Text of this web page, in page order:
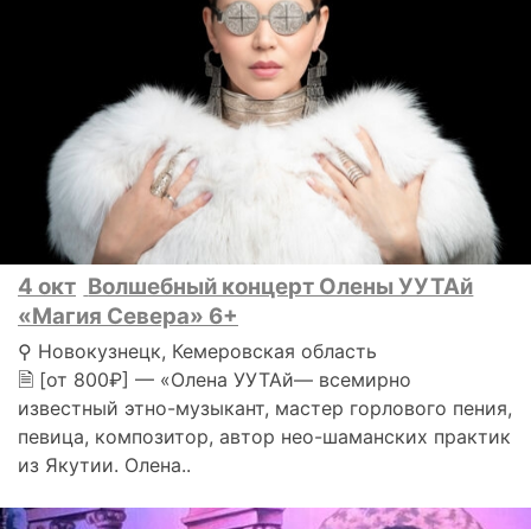
4 окт Волшебный концерт Олены УУТАй
«Магия Севера» 6+
⚲ Новокузнецк, Кемеровская область
🗎 [от 800₽] — «Олена УУТАй— всемирно
известный этно-музыкант, мастер горлового пения,
певица, композитор, автор нео-шаманских практик
из Якутии. Олена..